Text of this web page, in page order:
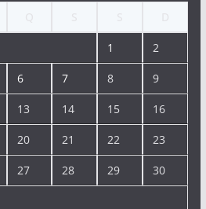
1 2
6 7 8 9
13 14 15 16
20 21 22 23
27 28 29 30